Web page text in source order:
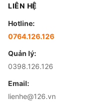
LIÊN HỆ
Hotline:
0764.126.126
Quản lý:
0398.126.126
Email:
lienhe@126.vn